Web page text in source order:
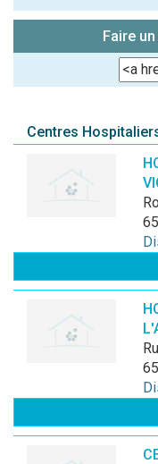
Faire
Centres